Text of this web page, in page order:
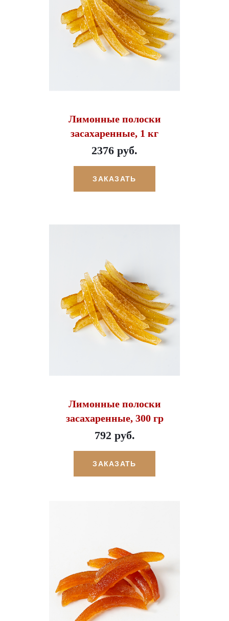
Лимонные полоски
засахаренные, 1 кг
2376 руб.
ЗАКАЗАТЬ
Лимонные полоски
засахаренные, 300 гр
792 руб.
ЗАКАЗАТЬ